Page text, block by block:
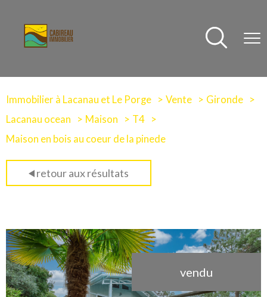
Immobilier à Lacanau et Le Porge Vente
Gironde
Lacanau ocean
Maison
T4
Maison en bois au coeur de la pinede
retour aux résultats
vendu